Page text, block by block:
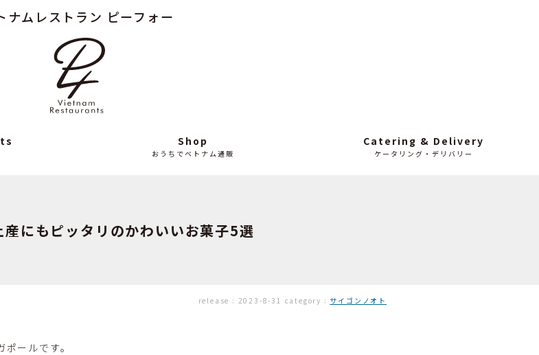
ナムレストラン ピーフォー
News
最
近
の
ニ
ュ
ー
ス
Column
読み
もの
Shop
おうちでベトナム通販
Catering & Delivery
ケータリング・デリバリー
にもピッタリのかわいいお菓子5選
release : 2023-8-31 category : サイゴンノオト
ールです。